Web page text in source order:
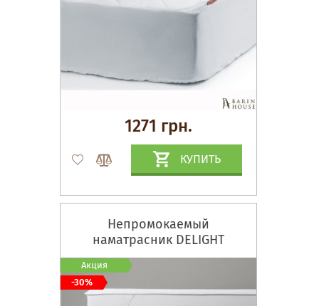
1271 грн.
КУПИТЬ
Непромокаемый
наматрасник DELIGHT
Акция
-30%